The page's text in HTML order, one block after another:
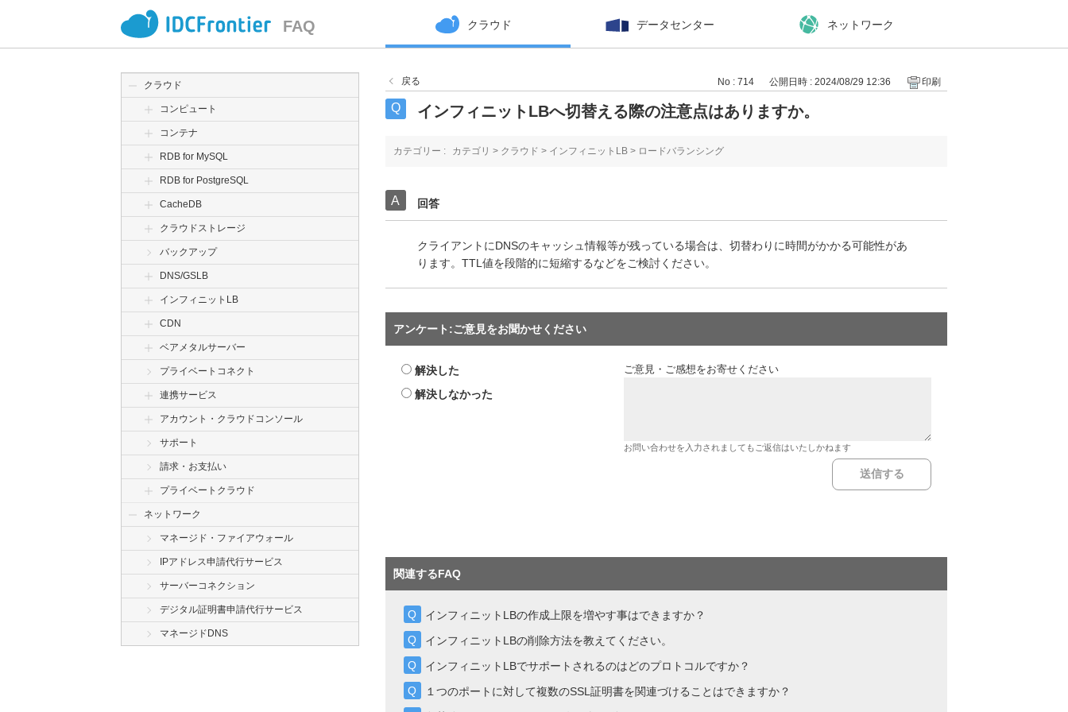
FAQ クラウド データセンター ネットワーク
クラウド
コンピュート
コンテナ
RDB for MySQL
RDB for PostgreSQL
CacheDB
クラウドストレージ
バックアップ
DNS/GSLB
インフィニットLB
CDN
ベアメタルサーバー
プライベートコネクト
連携サービス
アカウント・クラウドコンソール
サポート
請求・お支払い
プライベートクラウド
ネットワーク
マネージド・ファイアウォール
IPアドレス申請代行サービス
サーバーコネクション
デジタル証明書申請代行サービス
マネージドDNS
戻る No : 714 公開日時 : 2024/08/29 12:36 印刷
インフィニットLBへ切替える際の注意点はありますか。
カテゴリー : カテゴリ > クラウド > インフィニットLB> ロードバランシング
回答
クライアントにDNSのキャッシュ情報等が残っている場合は、切替わりに時間がかかる可能性があ
ります。TTL値を段階的に短縮するなどをご検討ください。
アンケート:ご意見をお聞かせください
解決した
解決しなかった
ご意見・ご感想をお寄せください
お問い合わせを入力されましてもご返信はいたしかねます
関連するFAQ
インフィニットLBの作成上限を増やす事はできますか？
インフィニットLBの削除方法を教えてください。
インフィニットLBでサポートされるのはどのプロトコルですか？
１つのポートに対して複数のSSL証明書を関連づけることはできますか？